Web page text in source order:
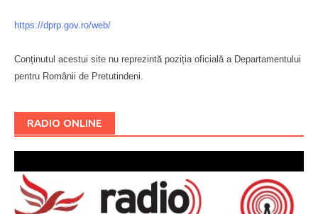
https://dprp.gov.ro/web/
Conținutul acestui site nu reprezintă poziția oficială a Departamentului
pentru Românii de Pretutindeni.
RADIO ONLINE